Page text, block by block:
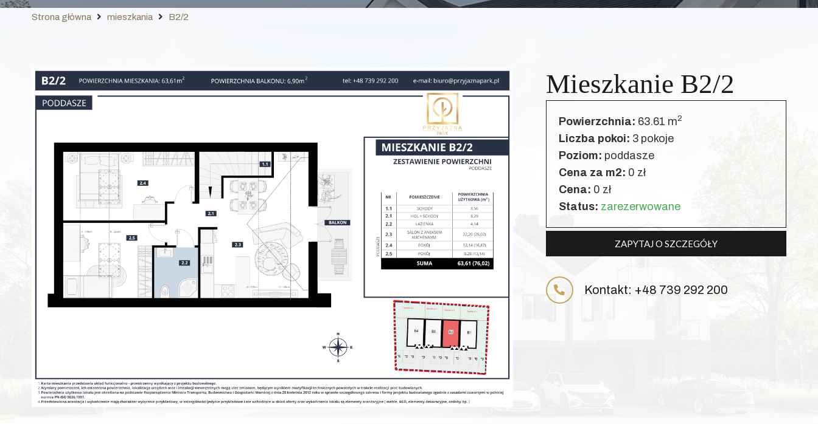
Strona główna mieszkania B2/2
Mieszkanie B2/2
Powierzchnia: 63.61 m2
Liczba pokoi: 3 pokoje
Poziom: poddasze
Cena za m2: 0 zł
Cena: 0 zł
Status: zarezerwowane
ZAPYTAJ O SZCZEGÓŁY
Kontakt: +48 739 292 200